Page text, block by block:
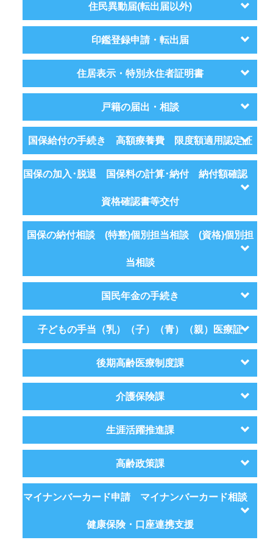
住民異動届(転出届以外)
印鑑登録申請・転出届
住居表示・特別永住者証明書
戸籍の届出・相談
国保給付の手続き 高額療養費 限度額適用認定証
国保の加入･脱退 国保料の計算･納付 納付額確認
資格確認書等交付
国保の納付相談 (特整)個別担当相談 (資格)個別担
当相談
国民年金の手続き
子どもの手当（乳）（子）（青）（親）医療証
後期高齢医療制度課
介護保険課
生涯活躍推進課
高齢政策課
マイナンバーカード申請 マイナンバーカード相談
健康保険・口座連携支援